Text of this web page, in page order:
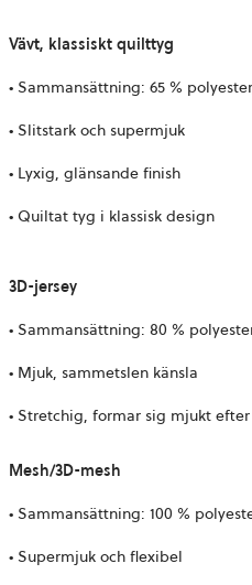
Vävt, klassiskt quilttyg
• Sammansättning: 65 %
• Slitstark och supermjuk
• Lyxig, glänsande finish
• Quiltat tyg i klassisk design
3D-jersey
• Sammansättning: 80 %
• Mjuk, sammetslen känsla
• Stretchig, formar sig mjukt
Mesh/3D-mesh
• Sammansättning: 100 %
• Supermjuk och flexibel